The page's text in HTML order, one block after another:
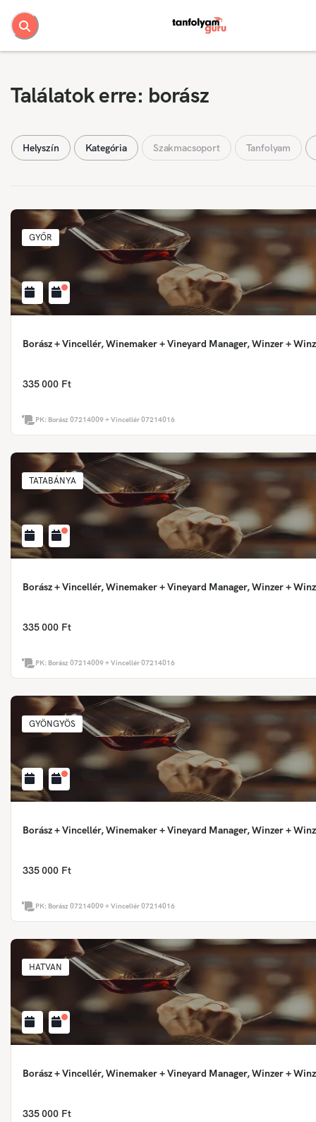
Találatok erre: borász
Helyszín Kategória Szakmacsoport Tanfolyam
GYŐR
Borász + Vincellér, Winemaker + Vineyard Manager, Winzer +
335 000 Ft
PK: Borász 07214009 + Vincellér 07214016
TATABÁNYA
Borász + Vincellér, Winemaker + Vineyard Manager, Winzer +
335 000 Ft
PK: Borász 07214009 + Vincellér 07214016
GYÖNGYÖS
Borász + Vincellér, Winemaker + Vineyard Manager, Winzer +
335 000 Ft
PK: Borász 07214009 + Vincellér 07214016
HATVAN
Borász + Vincellér, Winemaker + Vineyard Manager, Winzer +
335 000 Ft